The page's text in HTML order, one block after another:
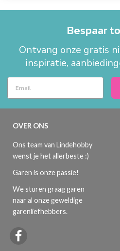
Bespaar
Ontvang onze gratis
inspiratie,
OVER ONS
Ons team van Lindehobby
wenst je het allerbeste :)
Garen is onze passie!
We sturen graag garen
naar al onze geweldige
garenliefhebbers.